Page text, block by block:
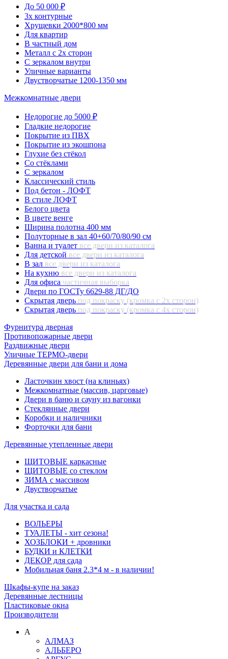
До 50 000 ₽
3х контурные
Хрущевки 2000*800 мм
Для квартир
В частный дом
Металл с 2х сторон
С зеркалом внутри
Уличные варианты
Двустворчатые 1200-1350 мм
Межкомнатные двери
Недорогие до 5000 ₽
Гладкие недорогие
Покрытие из ПВХ
Покрытие из экошпона
Глухие без стёкол
Со стёклами
С зеркалом
Классический стиль
Под бетон - ЛОФТ
В стиле ЛОФТ
Белого цвета
В цвете венге
Ширина полотна 400 мм
Полуторные в зал 40+60/70/80/90 см
Ванна и туалет все двери из каталога
Для детской все двери из каталога
В зал все двери из каталога
На кухню все двери из каталога
Для офиса частичная выборка
Двери по ГОСТу 6629-88 ДГ/ДО
Скрытая дверь под покраску (кромка с 2х сторон)
Скрытая дверь под покраску (кромка с 4х сторон)
Фурнитура дверная
Противопожарные двери
Раздвижные двери
Уличные ТЕРМО-двери
Деревянные двери для бани и дома
Ласточкин хвост (на клиньях)
Межкомнатные (массив, царговые)
Двери в баню и сауну из вагонки
Стеклянные двери
Коробки и наличники
Форточки для бани
Деревянные утепленные двери
ЩИТОВЫЕ каркасные
ЩИТОВЫЕ со стеклом
ЗИМА с массивом
Двустворчатые
Для участка и сада
ВОЛЬЕРЫ
ТУАЛЕТЫ - хит сезона!
ХОЗБЛОКИ + дровники
БУДКИ и КЛЕТКИ
ДЕКОР для сада
Мобильная баня 2.3*4 м - в наличии!
Шкафы-купе на заказ
Деревянные лестницы
Пластиковые окна
Производители
А
АЛМАЗ
АЛЬБЕРО